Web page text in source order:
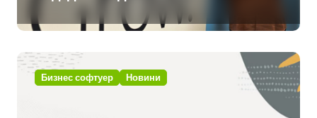
приложения за ERP системата
с помощта на вградения в нея
изкуствен интелект
Бизнес софтуер Новини